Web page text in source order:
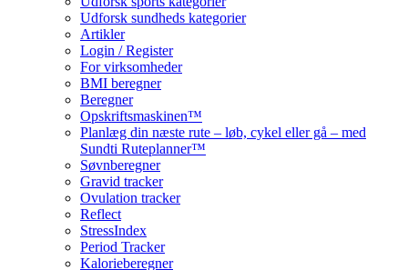
Udforsk sundheds kategorier
Artikler
Login / Register
For virksomheder
BMI beregner
Beregner
Opskriftsmaskinen™
Planlæg din næste rute – løb, cykel eller gå – med
Sundti Ruteplanner™
Søvnberegner
Gravid tracker
Ovulation tracker
Reflect
StressIndex
Period Tracker
Kalorieberegner